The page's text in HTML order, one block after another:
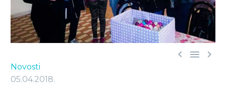
  
Novosti
05.04.2018.